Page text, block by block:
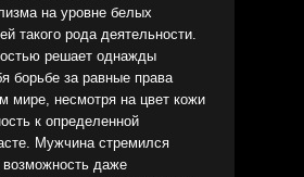
на уровне белых
такого рода деятельности.
решает однажды
борьбе за равные права
мире, несмотря на цвет кожи
к определенной
Мужчина стремился
возможность даже